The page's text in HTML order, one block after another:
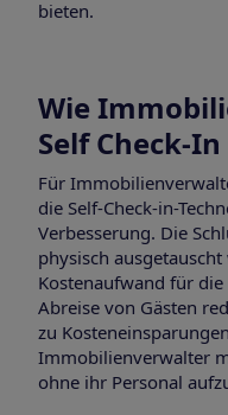
bieten.
Wie
Self Check-
Für
die Self-Check-in-
Verbesserung. Die
physisch
Kostenaufwand für
Abreise von Gästen
zu
Immobilienverwalter
ohne ihr Personal